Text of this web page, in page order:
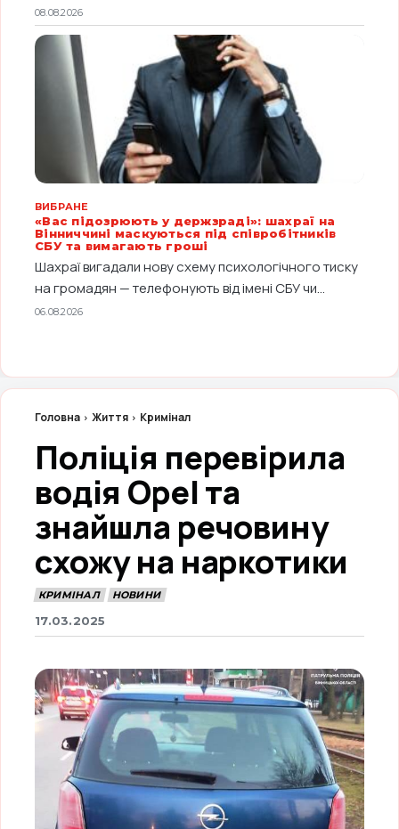
08.08.2026
ВИБРАНЕ
«Вас підозрюють у держзраді»: шахраї на
Вінниччині маскуються під співробітників
СБУ та вимагають гроші
Шахраї вигадали нову схему психологічного тиску
на громадян — телефонують від імені СБУ чи...
06.08.2026